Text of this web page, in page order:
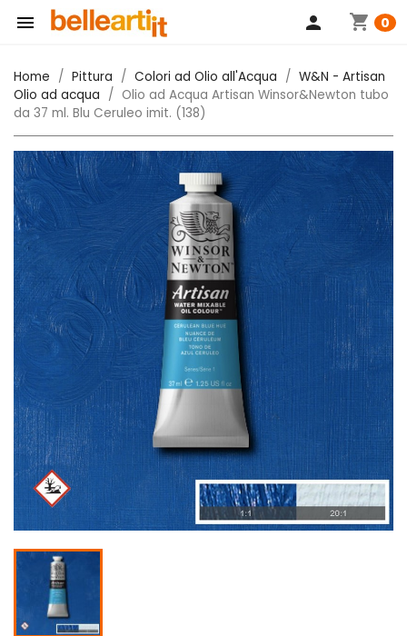
 shopping_cart 0
person
Home Pittura Colori ad Olio all'Acqua
W&N - Artisan
Olio ad acqua
Olio ad Acqua Artisan Winsor&Newton tubo
da 37 ml. Blu Ceruleo imit. (138)